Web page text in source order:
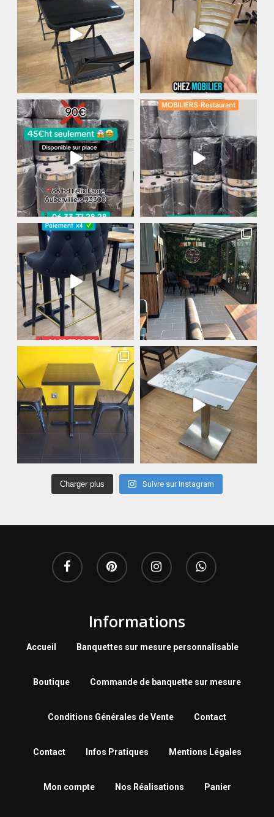
Charger plus Suivre sur Instagram
Informations
Accueil Banquettes sur mesure personnalisable
Boutique Commande de banquette sur mesure
Conditions Générales de Vente Contact
Contact Infos Pratiques Mentions Légales
Mon compte Nos Réalisations Panier